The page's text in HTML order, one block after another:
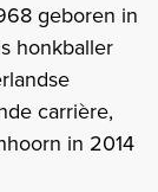
geboren in
honkballer
carrière,
in 2014